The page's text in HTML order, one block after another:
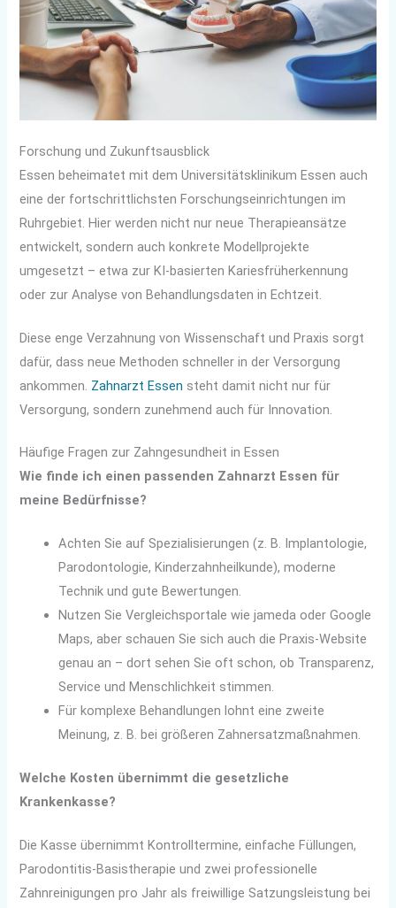
Forschung und Zukunftsausblick
Essen beheimatet mit dem Universitätsklinikum Essen auch
eine der fortschrittlichsten Forschungseinrichtungen im
Ruhrgebiet. Hier werden nicht nur neue Therapieansätze
entwickelt, sondern auch konkrete Modellprojekte
umgesetzt – etwa zur KI-basierten Kariesfrüherkennung
oder zur Analyse von Behandlungsdaten in Echtzeit.
Diese enge Verzahnung von Wissenschaft und Praxis sorgt
dafür, dass neue Methoden schneller in der Versorgung
ankommen. Zahnarzt Essen steht damit nicht nur für
Versorgung, sondern zunehmend auch für Innovation.
Häufige Fragen zur Zahngesundheit in Essen
Wie finde ich einen passenden Zahnarzt Essen für
meine Bedürfnisse?
Achten Sie auf Spezialisierungen (z. B. Implantologie,
Parodontologie, Kinderzahnheilkunde), moderne
Technik und gute Bewertungen.
Nutzen Sie Vergleichsportale wie jameda oder Google
Maps, aber schauen Sie sich auch die Praxis-Website
genau an – dort sehen Sie oft schon, ob Transparenz,
Service und Menschlichkeit stimmen.
Für komplexe Behandlungen lohnt eine zweite
Meinung, z. B. bei größeren Zahnersatzmaßnahmen.
Welche Kosten übernimmt die gesetzliche
Krankenkasse?
Die Kasse übernimmt Kontrolltermine, einfache Füllungen,
Parodontitis-Basistherapie und zwei professionelle
Zahnreinigungen pro Jahr als freiwillige Satzungsleistung bei